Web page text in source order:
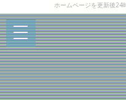
ホームページを更新後24